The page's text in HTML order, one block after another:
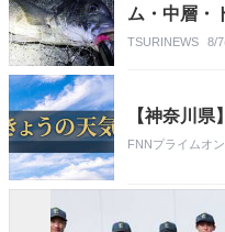
ム・中層・
TSURINEWS 8/
【神奈川県
FNNプライムオ